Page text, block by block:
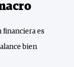
es
bien